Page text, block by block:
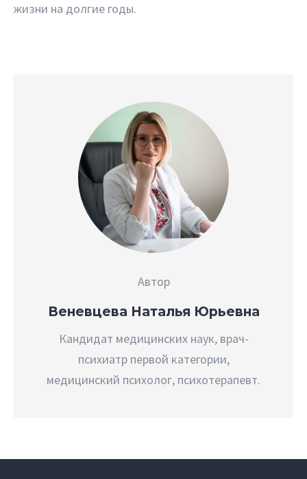
жизни на долгие годы.
Автор
Веневцева Наталья Юрьевна
Кандидат медицинских наук, врач-
психиатр первой категории,
медицинский психолог, психотерапевт.